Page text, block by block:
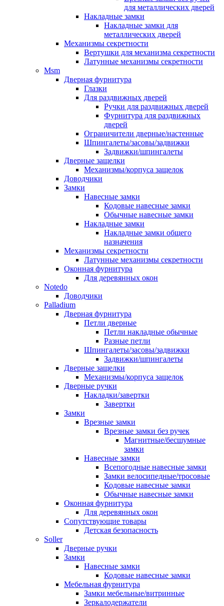
для металлических дверей
Накладные замки
Накладные замки для
металлических дверей
Механизмы секретности
Вертушки для механизма секретности
Латунные механизмы секретности
Msm
Дверная фурнитура
Глазки
Для раздвижных дверей
Ручки для раздвижных дверей
Фурнитура для раздвижных
дверей
Ограничители дверные/настенные
Шпингалеты/засовы/задвижки
Задвижки/шпингалеты
Дверные защелки
Механизмы/корпуса защелок
Доводчики
Замки
Навесные замки
Кодовые навесные замки
Обычные навесные замки
Накладные замки
Накладные замки общего
назначения
Механизмы секретности
Латунные механизмы секретности
Оконная фурнитура
Для деревянных окон
Notedo
Доводчики
Palladium
Дверная фурнитура
Петли дверные
Петли накладные обычные
Разные петли
Шпингалеты/засовы/задвижки
Задвижки/шпингалеты
Дверные защелки
Механизмы/корпуса защелок
Дверные ручки
Накладки/завертки
Завертки
Замки
Врезные замки
Врезные замки без ручек
Магнитные/бесшумные
замки
Навесные замки
Всепогодные навесные замки
Замки велосипедные/тросовые
Кодовые навесные замки
Обычные навесные замки
Оконная фурнитура
Для деревянных окон
Сопутствующие товары
Детская безопасность
Soller
Дверные ручки
Замки
Навесные замки
Кодовые навесные замки
Мебельная фурнитура
Замки мебельные/витринные
Зеркалодержатели